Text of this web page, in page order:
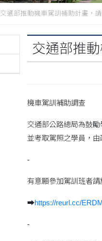
交通部推動機車駕訓補助計畫，
交通部推
機車駕訓補助調查
交通部公路總局為鼓
並考取駕照之學員，
-
有意願參加駕訓班者
➡https://reurl.cc/
-